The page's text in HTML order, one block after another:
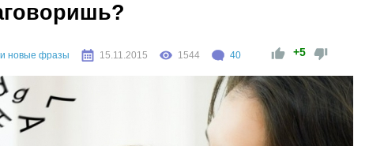
новые фразы 15.11.2015 1544 40 +5